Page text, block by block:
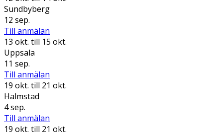
Sundbyberg
12 sep.
Till anmälan
13 okt. till 15 okt.
Uppsala
11 sep.
Till anmälan
19 okt. till 21 okt.
Halmstad
4 sep.
Till anmälan
19 okt. till 21 okt.